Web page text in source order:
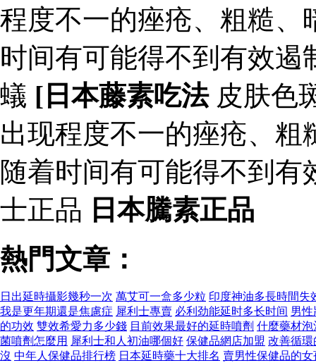
程度不一的痤疮、粗糙、
时间有可能得不到有效
蟻 [日本藤素吃法皮肤色
出现程度不一的痤疮、
随着时间有可能得不到
士正品 日本騰素正品
熱門文章：
日出延時攝影幾秒一次 萬艾可一盒多少粒 印度神油多長時間失
我是更年期還是焦慮症 犀利士專賣 必利劲能延时多长时间 男
的功效 雙效希愛力多少錢 目前效果最好的延時噴劑 什麼藥材泡
菌噴劑怎麼用 犀利士和人初油哪個好 保健品網店加盟 改善循環
沒 中年人保健品排行榜 日本延時藥十大排名 賣男性保健品的女